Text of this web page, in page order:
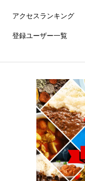
アクセスランキング
登録ユーザー一覧